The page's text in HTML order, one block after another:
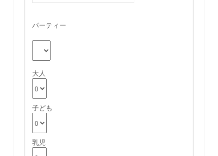
パーティー
大人
子ども
乳児